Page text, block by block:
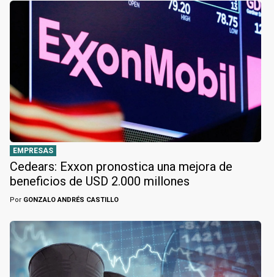
EMPRESAS
Cedears: Exxon pronostica una mejora de
beneficios de USD 2.000 millones
Por GONZALO ANDRÉS CASTILLO